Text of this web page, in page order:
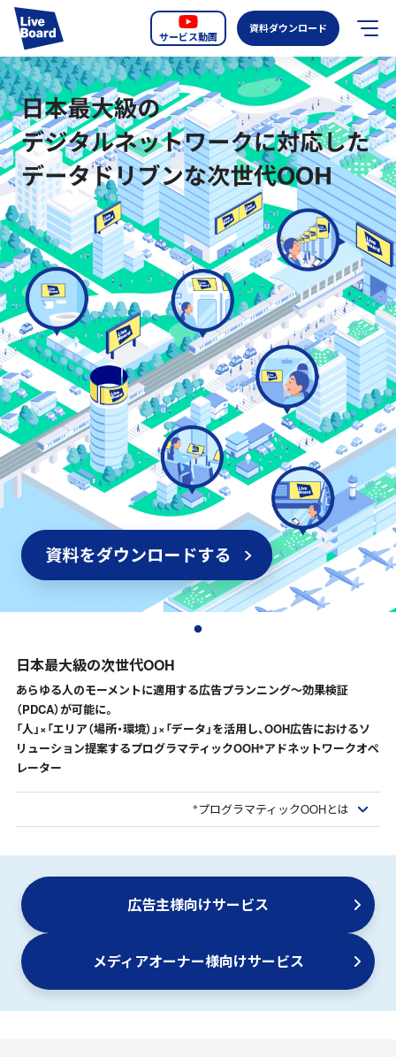
サービス動画
資料ダウンロード
JP EN
サービス紹介
LIVE BOARDの新しいOOH
選ばれる理由
導入事例
全国のスクリーン
お知らせ
オーディエンスデータの階層
インプレッションデータの算出方法
お問い合わせ
よくあるご質問
掲載までの流れ
日本最大級の次世代OOH
あらゆる人のモーメントに適用する広告プランニング～効果検証
（PDCA）が可能に。
「人」×「エリア（場所・環境）」×「データ」を活用し、OOH広告におけるソ
リューション提案するプログラマティックOOH※アドネットワークオペ
レーター
※プログラマティックOOHとは
広告主様向けサービス
メディアオーナー様向けサービス